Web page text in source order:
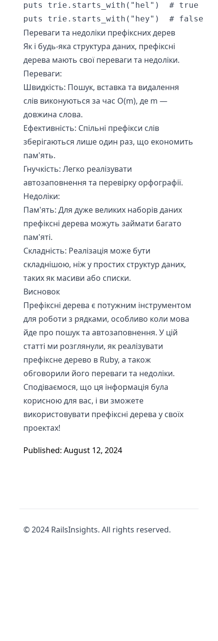
puts trie.starts_with("hel")  # true
Переваги та недоліки префіксних дерев
Як і будь-яка структура даних, префіксні
дерева мають свої переваги та недоліки.
Переваги:
Швидкість: Пошук, вставка та видалення
слів виконуються за час O(m), де m —
довжина слова.
Ефективність: Спільні префікси слів
зберігаються лише один раз, що економить
пам'ять.
Гнучкість: Легко реалізувати
автозаповнення та перевірку орфографії.
Недоліки:
Пам'ять: Для дуже великих наборів даних
префіксні дерева можуть займати багато
пам'яті.
Складність: Реалізація може бути
складнішою, ніж у простих структур даних,
таких як масиви або списки.
Висновок
Префіксні дерева є потужним інструментом
для роботи з рядками, особливо коли мова
йде про пошук та автозаповнення. У цій
статті ми розглянули, як реалізувати
префіксне дерево в Ruby, а також
обговорили його переваги та недоліки.
Сподіваємося, що ця інформація була
корисною для вас, і ви зможете
використовувати префіксні дерева у своїх
проектах!
Published: August 12, 2024
© 2024 RailsInsights. All rights reserved.